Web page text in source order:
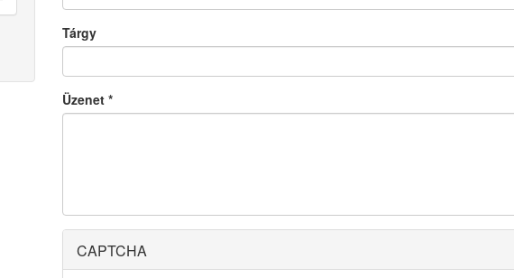
Tárgy
Üzenet *
CAPTCHA